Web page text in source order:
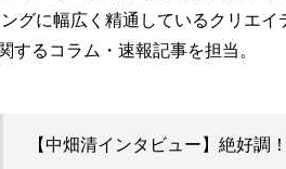
グに幅広く精通しているクリエ
【中畑清インタビュー】絶好調